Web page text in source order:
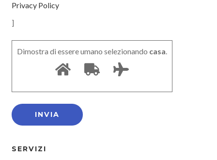
Privacy Policy
]
Dimostra di essere umano selezionando casa.
SERVIZI